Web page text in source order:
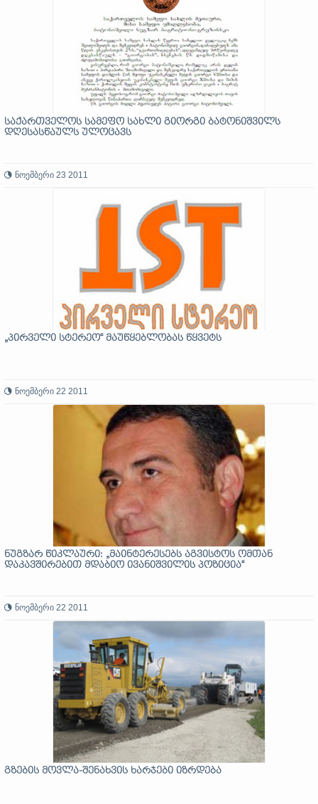
საქართველოს სამეფო სახლი გიორგი ბატონიშვილს
დღესასწაულს ულოცავს
ნოემბერი 23 2011
„პირველი სტერეო“ მაუწყებლობას წყვეტს
ნოემბერი 22 2011
ნუგზარ წიკლაური: „მაინტერესებს აგვისტოს ომთან
დაკავშირებით მდაბიო ივანიშვილის პოზიცია“
ნოემბერი 22 2011
გზების მოვლა-შენახვის ხარჯები იზრდება